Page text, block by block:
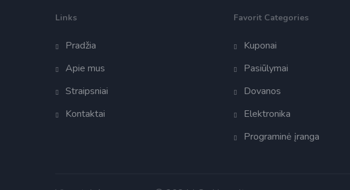
Links
Pradžia
Apie mus
Straipsniai
Kontaktai
Favorit Categories
Kuponai
Pasiūlymai
Dovanos
Elektronika
Programinė įranga